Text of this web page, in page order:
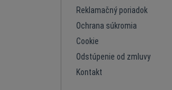
Reklamačný poriadok
Ochrana súkromia
Cookie
Odstúpenie od zmluvy
Kontakt